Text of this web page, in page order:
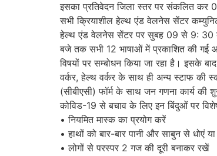
इसका प्रतिवेदन जिला स्तर पर संकलित कर
सभी क्रियाशील हेल्थ एंड वेलनेस सेंटर
हेल्थ एंड वेलनेस सेंटर पर सुबह 09 से 9: 30
बजे तक सभी 12 भाषाओं में प्रकाशित की गई
विषयों पर सम्बोधन किया जा रहा है। इसके
वर्कर, हेल्थ वर्कर के साथ ही अन्य स्टाफ की
(सीबीएसी) फॉर्म के साथ जन गणना कार्य
कोविड-19 से बचाव के लिए इन बिंदुओं पर
• नियमित मास्क का प्रयोग करें
• हाथों को बार-बार पानी और साबुन से धोएं
• लोगों से परस्पर 2 गज की दूरी बनाकर रखें